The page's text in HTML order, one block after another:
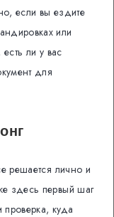
если вы ездите
или
ли у вас
для
решается лично и
здесь первый шаг
куда